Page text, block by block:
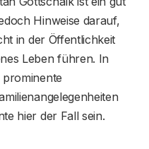
Hinweise darauf,
in der Öffentlichkeit
Leben führen. In
prominente
hier der Fall sein.